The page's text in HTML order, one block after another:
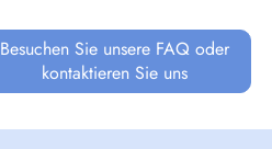
Besuchen Sie unsere FAQ oder
kontaktieren Sie uns